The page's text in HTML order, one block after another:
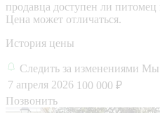
продавца доступен ли питомец
Цена может отличаться.
История цены
Следить за изменениями Мы
7 апреля 2026 100 000 ₽
Позвонить